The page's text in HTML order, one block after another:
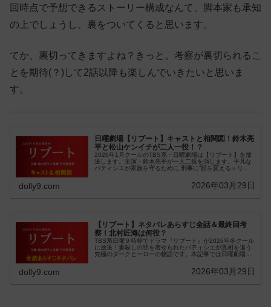
回時点で予想できるストーリー構成なんて、脚本家も承知
の上でしょうし、裏をついてくると思います。
てか、裏切ってきますよね？きっと。考察が裏切られるこ
とを期待(？)して2話以降も楽しんでいきたいと思いま
す。
日曜劇場【リブート】キャストと相関図！鈴木亮
平と松山ケンイチが二人一役！？
2026年1月クールのTBS系・日曜劇場は【リブート】を放
送します。主演・鈴木亮平が一人二役を演じます。平凡な
パティシエが家族を守るために 刑事に“顔を変える＝リブ
dolly9.com 2026年03月29日
【リブート】ネタバレあらすじ全話＆最終回考
察！北村匠海は何役？
TBS系日曜９時枠でドラマ『リブート』が2026年冬クール
に放送！妻殺しの罪を着せられたパティシエが真相を追う
究極のダークヒーローの物語です。本記事では日曜劇場
dolly9.com 2026年03月29日